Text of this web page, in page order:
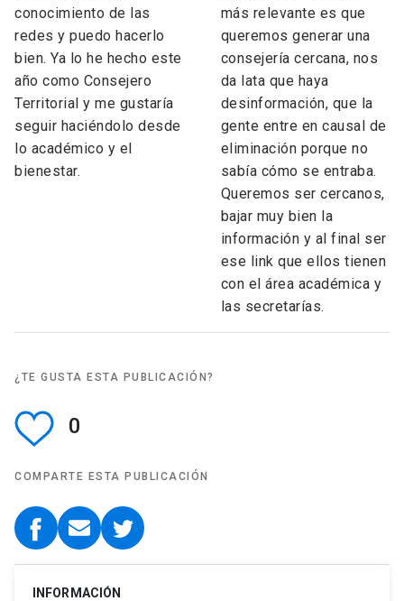
conocimiento de las
redes y puedo hacerlo
bien. Ya lo he hecho este
año como Consejero
Territorial y me gustaría
seguir haciéndolo desde
lo académico y el
bienestar.
más relevante es que
queremos generar una
consejería cercana, nos
da lata que haya
desinformación, que la
gente entre en causal de
eliminación porque no
sabía cómo se entraba.
Queremos ser cercanos,
bajar muy bien la
información y al final ser
ese link que ellos tienen
con el área académica y
las secretarías.
¿TE GUSTA ESTA PUBLICACIÓN?
0
COMPARTE ESTA PUBLICACIÓN
INFORMACIÓN